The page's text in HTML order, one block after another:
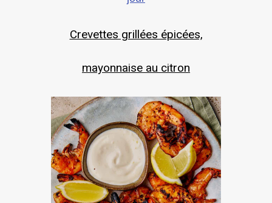
Crevettes grillées épicées,
mayonnaise au citron